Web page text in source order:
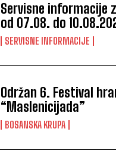
Servisne informacije
od 07.08. do
SERVISNE INFORMACIJE
Održan 6. Festival
“Maslenicijada”
BOSANSKA KRUPA